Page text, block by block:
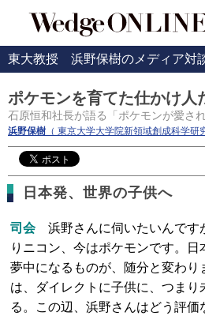
東大教授 浜野保樹のメディア対
ポケモンを育てた仕かけ人
石原恒和社長が語る「ポケモンが愛さ
浜野保樹 （ 東京大学大学院新領域創成科学研
日本発、世界の子供へ
司会浜野さんに伺いたいんです
りニコン、今はポケモンです。
夢中になるものが、随分と変わり
は、ダイレクトに子供に、つまり
る。この辺、浜野さんはどう評価